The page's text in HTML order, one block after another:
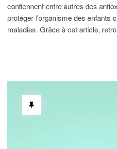
contiennent entre autres des
protéger l’organisme des enfants
maladies. Grâce à cet article,